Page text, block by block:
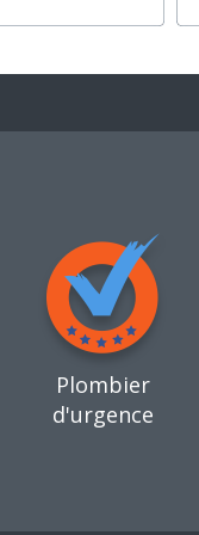
Plombier
d'urgence